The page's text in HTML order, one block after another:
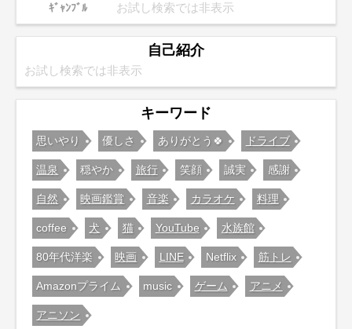
ｷﾞｬﾝﾌﾞﾙ お試し検索では非表示
自己紹介
お試し検索では非表示
キーワード
思いやり 優しさ ありがとう🍀 ドライブ
温泉 穏やか 旅行 笑顔 誠実 感謝
自然 映画鑑賞 音楽 カラオケ 料理
coffee 犬 猫 YouTube 水族館
80年代洋楽 映画 LINE Netflix 筋トレ
Amazonプライム music ゲーム アニメ
アニソン